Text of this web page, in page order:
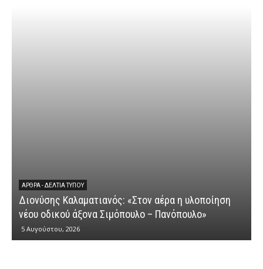
ΆΡΘΡΑ - ΔΕΛΤΊΑ ΤΎΠΟΥ
Διονύσης Καλαματιανός: «Στον αέρα η υλοποίηση
νέου οδικού άξονα Σιμόπουλο – Πανόπουλο»
5 Αυγούστου, 2026